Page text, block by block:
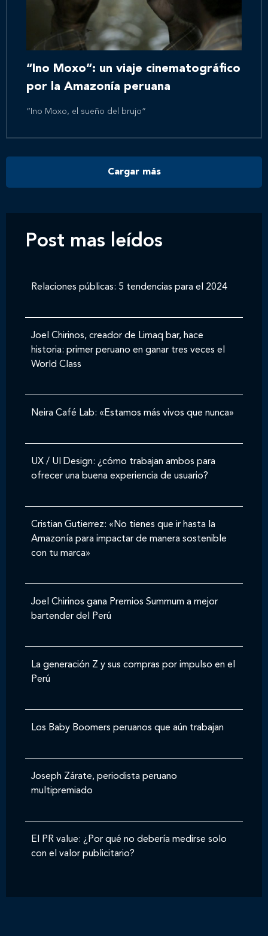
Inicio
Nosotros
Novedades
Contáctanos
“Ino Moxo”: un viaje cinematográfico
por la Amazonía peruana
“Ino Moxo, el sueño del brujo”
Cargar más
Post mas leídos
Relaciones públicas: 5 tendencias para el 2024
Joel Chirinos, creador de Limaq bar, hace
historia: primer peruano en ganar tres veces el
World Class
Neira Café Lab: «Estamos más vivos que nunca»
UX / UI Design: ¿cómo trabajan ambos para
ofrecer una buena experiencia de usuario?
Cristian Gutierrez: «No tienes que ir hasta la
Amazonía para impactar de manera sostenible
con tu marca»
Joel Chirinos gana Premios Summum a mejor
bartender del Perú
La generación Z y sus compras por impulso en el
Perú
Los Baby Boomers peruanos que aún trabajan
Joseph Zárate, periodista peruano
multipremiado
El PR value: ¿Por qué no debería medirse solo
con el valor publicitario?